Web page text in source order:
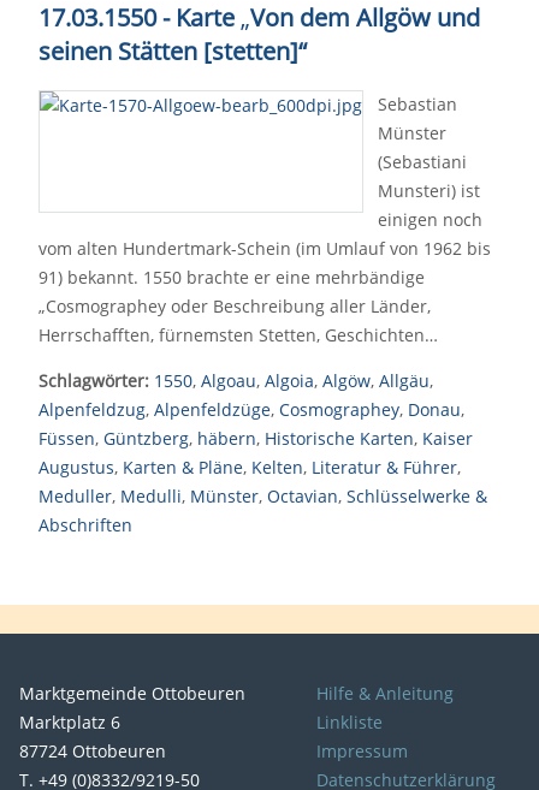
17.03.1550 - Karte „Von dem Allgöw und
seinen Stätten [stetten]“
Sebastian
Münster
(Sebastiani
Munsteri) ist
einigen noch
vom alten Hundertmark-Schein (im Umlauf von 1962 bis
91) bekannt. 1550 brachte er eine mehrbändige
„Cosmographey oder Beschreibung aller Länder,
Herrschafften, fürnemsten Stetten, Geschichten…
Schlagwörter: 1550, Algoau, Algoia, Algöw, Allgäu,
Alpenfeldzug, Alpenfeldzüge, Cosmographey, Donau,
Füssen, Güntzberg, häbern, Historische Karten, Kaiser
Augustus, Karten & Pläne, Kelten, Literatur & Führer,
Meduller, Medulli, Münster, Octavian, Schlüsselwerke &
Abschriften
Marktgemeinde Ottobeuren
Marktplatz 6
87724 Ottobeuren
T. +49 (0)8332/9219-50
Hilfe & Anleitung
Linkliste
Impressum
Datenschutzerklärung